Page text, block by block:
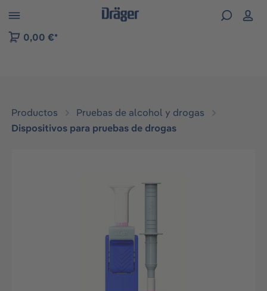
to B2B platform navigation
0,00 €*
Productos
Pruebas de alcohol y drogas
Dispositivos para pruebas de drogas
Omitir galería de imágenes